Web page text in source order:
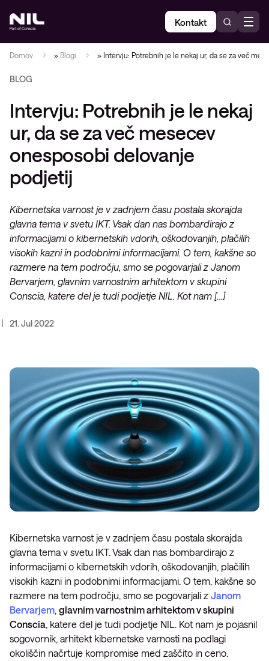
Kontakt
Domov » Blogi » Intervju: Potrebnih je le nekaj ur, da se za več
BLOG
Intervju: Potrebnih je le nekaj
ur, da se za več mesecev
onesposobi delovanje
podjetij
Kibernetska varnost je v zadnjem času postala skorajda
glavna tema v svetu IKT. Vsak dan nas bombardirajo z
informacijami o kibernetskih vdorih, oškodovanjih, plačilih
visokih kazni in podobnimi informacijami. O tem, kakšne so
razmere na tem področju, smo se pogovarjali z Janom
Bervarjem, glavnim varnostnim arhitektom v skupini
Conscia, katere del je tudi podjetje NIL. Kot nam […]
21. Jul 2022
Kibernetska varnost je v zadnjem času postala skorajda
glavna tema v svetu IKT. Vsak dan nas bombardirajo z
informacijami o kibernetskih vdorih, oškodovanjih, plačilih
visokih kazni in podobnimi informacijami. O tem, kakšne so
razmere na tem področju, smo se pogovarjali z Janom
Bervarjem, glavnim varnostnim arhitektom v skupini
Conscia, katere del je tudi podjetje NIL. Kot nam je pojasnil
sogovornik, arhitekt kibernetske varnosti na podlagi
okoliščin načrtuje kompromise med zaščito in ceno.